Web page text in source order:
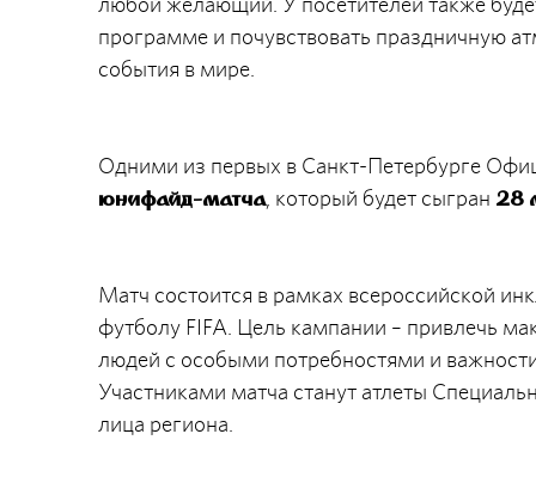
программе и почувствовать праздничную
события в мире.
Одними из первых в Санкт-Петербурге
юнифайд-матча, который будет сыгран 28
Матч состоится в рамках всероссийской
футболу FIFA. Цель кампании – привлечь
людей с особыми потребностями и
Участниками матча станут атлеты
лица региона.